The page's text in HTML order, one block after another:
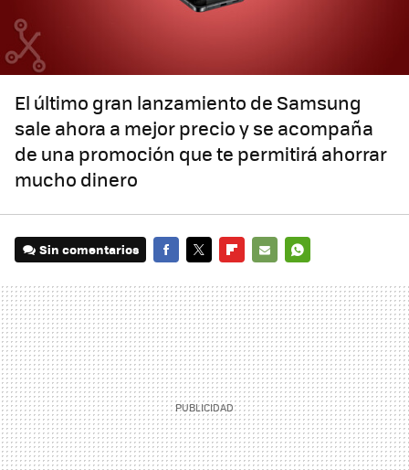
El último gran lanzamiento de Samsung
sale ahora a mejor precio y se acompaña
de una promoción que te permitirá ahorrar
mucho dinero
Sin comentarios
MAIL